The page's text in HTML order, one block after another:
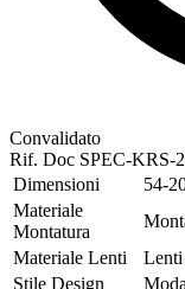
Convalidato
Rif. Doc SPEC-KRS-
Dimensioni
54-
Materiale
Montatura
Materiale Lenti
Lenti
Stile Design